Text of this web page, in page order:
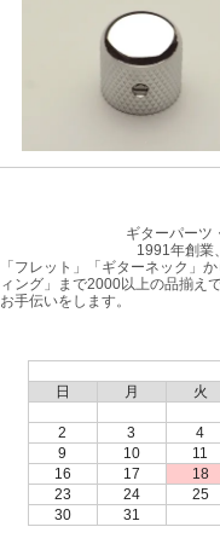
ギターパーツ
1991年創業
「フレット」「ギターネック」
ィング」まで2000以上の品揃え
お手伝いをします。
日
月 火
2
3 4
9
10 11
16
17 18
23
24 25
30
31